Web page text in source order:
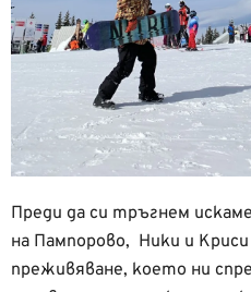
Преди да си тръгнем
на Пампорово, Ники и
преживяване, което ни